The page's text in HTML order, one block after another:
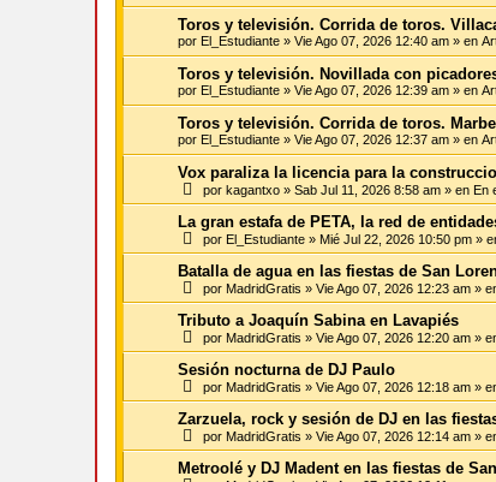
Toros y televisión. Corrida de toros.
por El_Estudiante » Vie Ago 07, 2026 12:40 am » en
Toros y televisión. Novillada con
por El_Estudiante » Vie Ago 07, 2026 12:39 am » en
Toros y televisión. Corrida de toros.
por El_Estudiante » Vie Ago 07, 2026 12:37 am » en
Vox paraliza la licencia para la
por kagantxo » Sab Jul 11, 2026 8:58 am » en En
La gran estafa de PETA, la red de
por El_Estudiante » Mié Jul 22, 2026 10:50 pm »
Batalla de agua en las fiestas de San
por MadridGratis » Vie Ago 07, 2026 12:23 am »
Tributo a Joaquín Sabina en Lavapiés
por MadridGratis » Vie Ago 07, 2026 12:20 am »
Sesión nocturna de DJ Paulo
por MadridGratis » Vie Ago 07, 2026 12:18 am »
Zarzuela, rock y sesión de DJ en las
por MadridGratis » Vie Ago 07, 2026 12:14 am »
Metroolé y DJ Madent en las fiestas de